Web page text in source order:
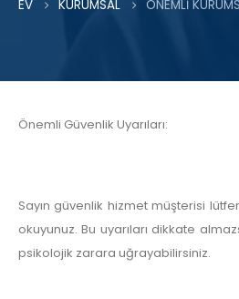
EV KURUMSAL ÖNEMLI
Önemli Güvenlik Uyarıları:
Sayın güvenlik hizmet müşterisi
okuyunuz. Bu uyarıları dikkate
psikolojik zarara uğrayabilirsiniz.